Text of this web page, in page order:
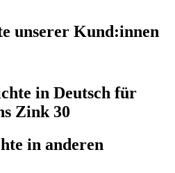
unserer Kund:innen
in Deutsch für
Zink 30
in anderen